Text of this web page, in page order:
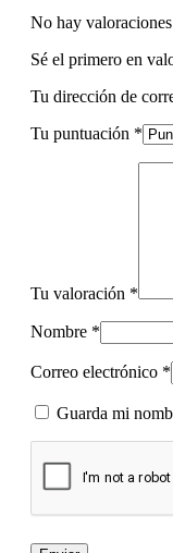
No hay
Sé el primero en
Tu dirección de
Tu puntuación *
Tu valoración *
Nombre *
Correo electrónico *
Guarda mi